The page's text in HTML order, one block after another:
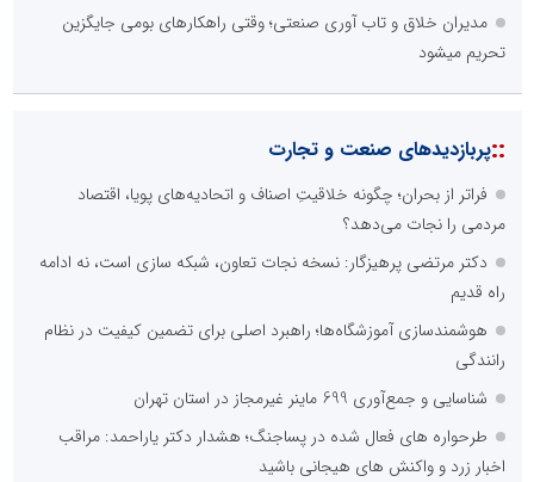
مدیران خلاق و تاب آوری صنعتی؛ وقتی راهکارهای بومی جایگزین
تحریم میشود
::پربازدیدهای صنعت و تجارت
فراتر از بحران؛ چگونه خلاقیتِ اصناف و اتحادیه‌های پویا، اقتصاد
مردمی را نجات می‌دهد؟
دکتر مرتضی پرهیزگار: نسخه نجات تعاون، شبکه سازی است، نه ادامه
راه قدیم
هوشمندسازی آموزشگاه‌ها؛ راهبرد اصلی برای تضمین کیفیت در نظام
رانندگی
شناسایی و جمع‌آوری 699 ماینر غیرمجاز در استان تهران
طرحواره های فعال شده در پساجنگ؛ هشدار دکتر یاراحمد: مراقب
اخبار زرد و واکنش های هیجانی باشید